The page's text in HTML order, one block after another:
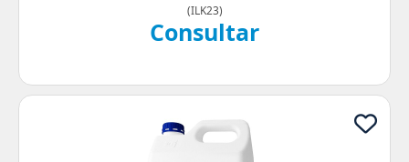
(ILK23)
Consultar